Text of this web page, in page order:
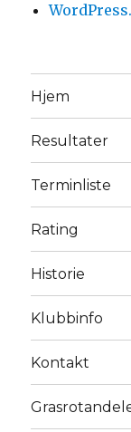
Hjem
Resultater
Terminliste
Rating
Historie
Klubbinfo
Kontakt